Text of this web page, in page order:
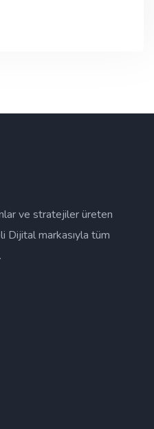
ve stratejiler üreten
Dijital markasıyla tüm